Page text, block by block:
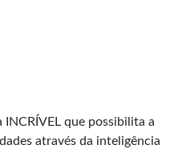
que possibilita a
através da inteligência